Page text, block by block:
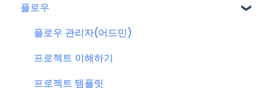
결제
결제 관련 자주 묻는 질문
공지사항
특별 프로모션
신규 업데이트 (PC&서버)
서버 작업
플로우
플로우 관리자(어드민)
프로젝트 이해하기
프로젝트 템플릿